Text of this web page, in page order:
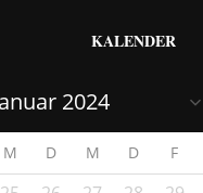
KALENDER
M D M D F